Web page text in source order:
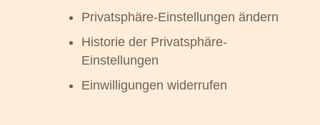
Privatsphäre-Einstellungen ändern
Historie der Privatsphäre-
Einstellungen
Einwilligungen widerrufen